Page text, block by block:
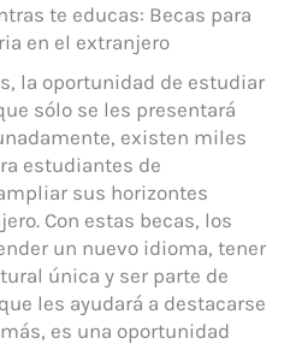
te educas: Becas para
en el extranjero
la oportunidad de estudiar
sólo se les presentará
existen miles
estudiantes de
sus horizontes
Con estas becas, los
un nuevo idioma, tener
única y ser parte de
les ayudará a destacarse
es una oportunidad